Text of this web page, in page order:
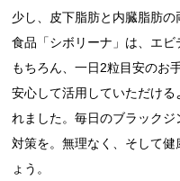
少し、皮下脂肪と内臓脂肪
食品「シボリーナ」は、エ
もちろん、一日2粒目安のお
安心して活用していただけ
れました。毎日のブラック
対策を。無理なく、そして
ょう。